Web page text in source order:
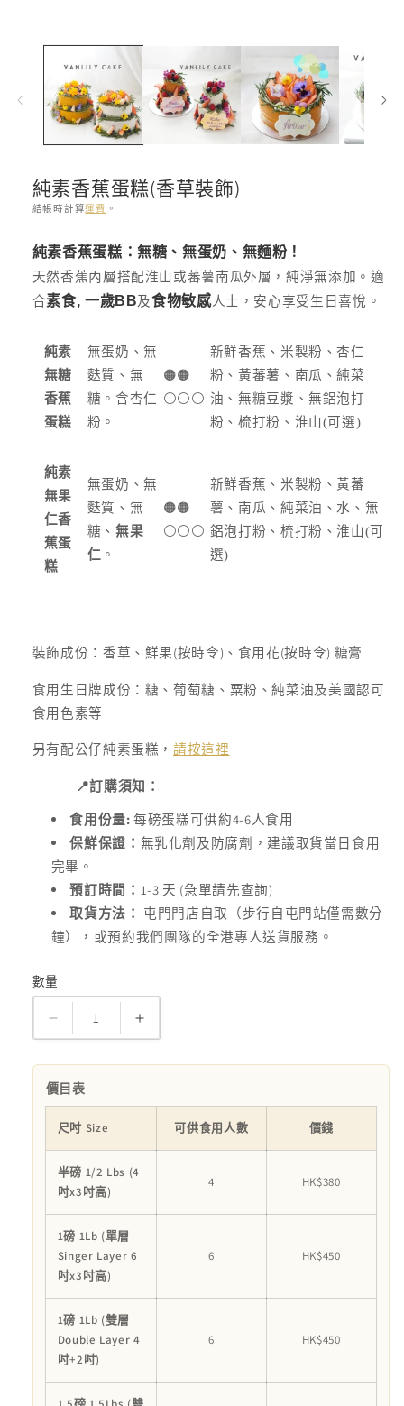
純素香蕉蛋糕(香草裝飾)
結帳時計算運費 。
存
貨
單
位
純素香蕉蛋糕：無糖、無蛋奶、無麵粉！
天然香蕉內層搭配淮山或蕃薯南瓜外層，純淨無添加。適
合素食, 一歲BB及食物敏感人士，安心享受生日喜悅。
純素
無糖
香蕉
蛋糕
無蛋奶、無
麩質、無
糖。含杏仁
粉。
🟠🟠
⚪️⚪️⚪️
新鮮香蕉、米製粉、杏仁
粉、黃蕃薯、南瓜、純菜
油、無糖豆漿、無鋁泡打
粉、梳打粉、淮山(可選)
純素
無果
仁香
蕉蛋
糕
無蛋奶、無
麩質、無
糖、無果
仁 。
🟠🟠
⚪️⚪️⚪️
新鮮香蕉、米製粉、黃蕃
薯、南瓜、純菜油、水、無
鋁泡打粉、梳打粉、淮山(可
選)
裝飾成份：香草、鮮果(按時令)、食用花(按時令) 糖膏
食用生日牌成份：糖、葡萄糖、粟粉、純菜油及美國認可
食用色素等
另有配公仔純素蛋糕，請按這裡
📍訂購須知：
食用份量:每磅蛋糕可供約4-6人食用
保鮮保證： 無乳化劑及防腐劑，建議取貨當日食用
完畢。
預訂時間： 1-3 天 (急單請先查詢)
取貨方法：
屯門門店自取（步行自屯門站僅需數分
鐘），或預約我們團隊的全港專人送貨服務。
數
數量
香
蕉
蛋
糕
(香
草
裝
飾)
數
量
減
少
蕉
糕
(香
量
加
價目表
尺吋 Size 可供食用人數 價錢
半磅 1/2 Lbs (4
吋x3吋高)
4 HK$380
1磅 1Lb (單層
Singer Layer 6
吋x3吋高)
6 HK$450
1磅 1Lb (雙層
Double Layer 4
吋+2吋)
6 HK$450